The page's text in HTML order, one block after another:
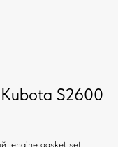
S2600
engine gasket set